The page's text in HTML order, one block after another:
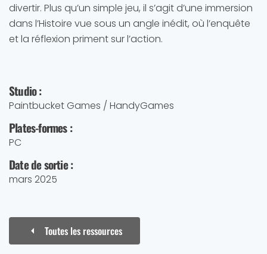
divertir. Plus qu’un simple jeu, il s’agit d’une immersion
dans l’Histoire vue sous un angle inédit, où l’enquête
et la réflexion priment sur l’action.
Studio :
Paintbucket Games / HandyGames
Plates-formes :
PC
Date de sortie :
mars 2025
Toutes les ressources